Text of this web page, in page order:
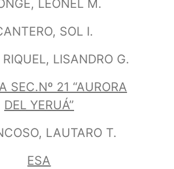
LEONEL M.
SOL I.
LISANDRO G.
SEC.Nº 21 “AURORA
DEL YERUÁ”
LAUTARO T.
ESA